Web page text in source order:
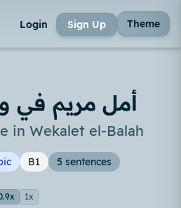
Login Sign Up Theme
أمل مريم في
in Wekalet el-Balah
B1 5 sentences
1x